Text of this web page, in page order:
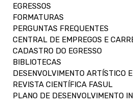
EGRESSOS
FORMATURAS
PERGUNTAS FREQUENTES
CENTRAL DE EMPREGOS E
CADASTRO DO EGRESSO
BIBLIOTECAS
DESENVOLVIMENTO ARTÍSTICO
REVISTA CIENTÍFICA FASUL
PLANO DE DESENVOLVIMENTO